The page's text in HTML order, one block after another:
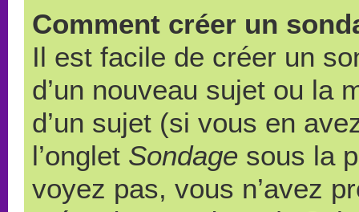
Comment créer un
Il est facile de créer un
d’un nouveau sujet ou la
d’un sujet (si vous en
l’onglet Sondage sous la
voyez pas, vous n’avez